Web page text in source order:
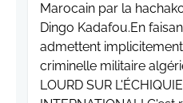
Marocain par la
Dingo Kadafou.En
admettent
criminelle militaire
LOURD SUR